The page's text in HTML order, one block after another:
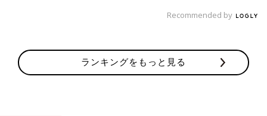
Recommended by
ランキングをもっと見る